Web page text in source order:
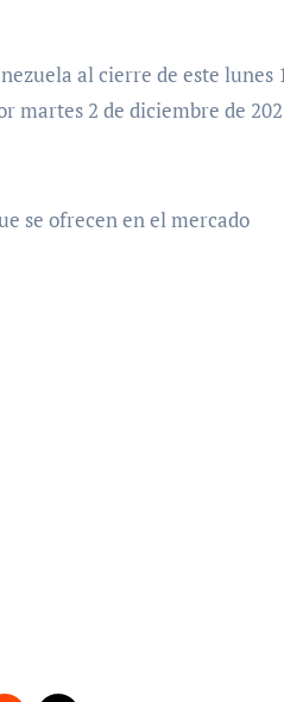
martes 2 de diciembre de
se ofrecen en el mercado